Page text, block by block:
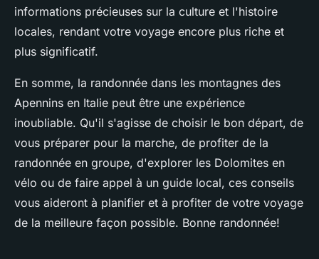
informations précieuses sur la culture et l'histoire
locales, rendant votre voyage encore plus riche et
plus significatif.
En somme, la randonnée dans les montagnes des
Apennins en Italie peut être une expérience
inoubliable. Qu'il s'agisse de choisir le bon départ, de
vous préparer pour la marche, de profiter de la
randonnée en groupe, d'explorer les Dolomites en
vélo ou de faire appel à un guide local, ces conseils
vous aideront à planifier et à profiter de votre voyage
de la meilleure façon possible. Bonne randonnée!